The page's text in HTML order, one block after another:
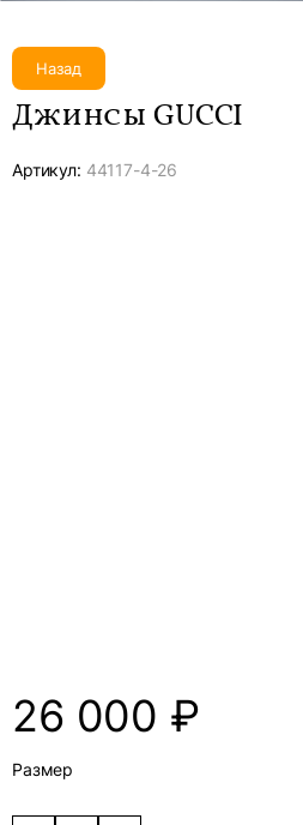
Назад
Джинсы GUCCI
Артикул: 44117-4-26
26 000 ₽
Размер